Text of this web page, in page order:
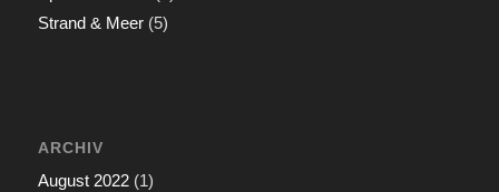
Strand & Meer(5)
ARCHIV
August 2022(1)